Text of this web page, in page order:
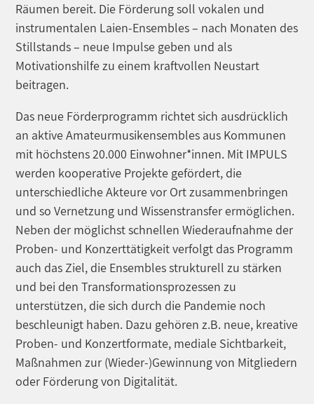
Räumen bereit. Die Förderung soll vokalen und
instrumentalen Laien-Ensembles – nach Monaten des
Stillstands – neue Impulse geben und als
Motivationshilfe zu einem kraftvollen Neustart
beitragen.
Das neue Förderprogramm richtet sich ausdrücklich
an aktive Amateurmusikensembles aus Kommunen
mit höchstens 20.000 Einwohner*innen. Mit IMPULS
werden kooperative Projekte gefördert, die
unterschiedliche Akteure vor Ort zusammenbringen
und so Vernetzung und Wissenstransfer ermöglichen.
Neben der möglichst schnellen Wiederaufnahme der
Proben- und Konzerttätigkeit verfolgt das Programm
auch das Ziel, die Ensembles strukturell zu stärken
und bei den Transformationsprozessen zu
unterstützen, die sich durch die Pandemie noch
beschleunigt haben. Dazu gehören z.B. neue, kreative
Proben- und Konzertformate, mediale Sichtbarkeit,
Maßnahmen zur (Wieder-)Gewinnung von Mitgliedern
oder Förderung von Digitalität.